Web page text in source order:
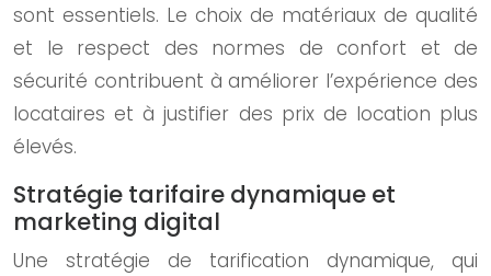
sont essentiels. Le choix de matériaux de qualité
et le respect des normes de confort et de
sécurité contribuent à améliorer l’expérience des
locataires et à justifier des prix de location plus
élevés.
Stratégie tarifaire dynamique et
marketing digital
Une stratégie de tarification dynamique, qui